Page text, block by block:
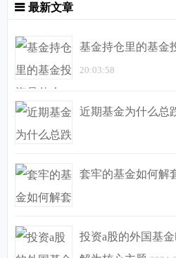
最新文章
基金持仓里的基金
20:03:58
近期基金为什么总
套牢的基金如何解
投资a股的外国基